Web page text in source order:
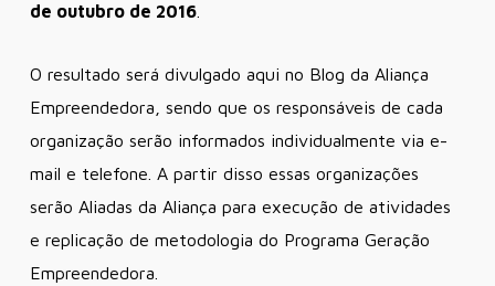
de outubro de 2016.
O resultado será divulgado aqui no Blog da Aliança
Empreendedora, sendo que os responsáveis de cada
organização serão informados individualmente via e-
mail e telefone. A partir disso essas organizações
serão Aliadas da Aliança para execução de atividades
e replicação de metodologia do Programa Geração
Empreendedora.